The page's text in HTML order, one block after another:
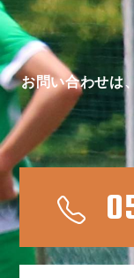
お問い合わせは